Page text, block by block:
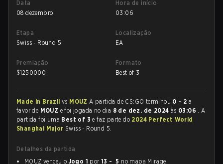
Data
08 dezembro
Hora de início
03:06
Etapa
Swiss - Round 5
Localização
EA
Premiação
$1250000
Formato
Best of 3
Made in Brazil vs MOUZA partida de CS:GO terminou 0 - 2 a
favor de MOUZ e foi jogada no dia 8 de dez. de 2024 às 03:06 . A
partida foi uma Best of 3e faz parte do 2024 Perfect World
Shanghai Major Swiss - Round 5.
Detalhes da partida
MOUZ venceu o Jogo 1 por13 - 5 no mapa Mirage